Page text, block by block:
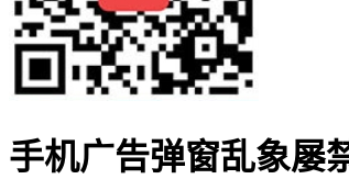
手机广告弹窗乱象屡